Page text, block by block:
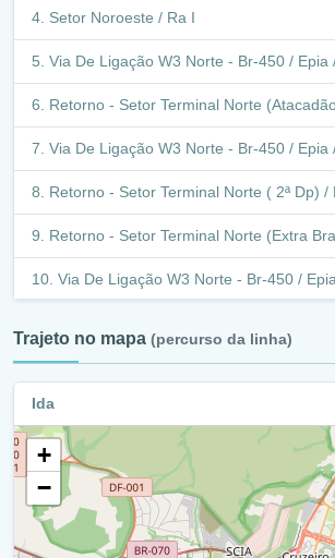
Q 803-805 / Ra Xv
Q 802-803 / Ra Xv
Q 801-802 / Ra Xv
Epct / Df-001 / Br-251 / Ra Xv
Epct / Df-001 / Br-251 / Ra Xxi
Qc 3-5 / Ra Xxi
Balão - Avenida Central / Qc 3 / Ra Xxi
Avenida Central / Ra Xxi
Qc 3-5 / Ra Xxi
Setor Noroeste / Ra I
Via De Ligação W3 Norte - Br-450 / Epia
Retorno - Setor Terminal Norte
Via De Ligação W3 Norte - Br-450 / Epia
Retorno - Setor Terminal Norte ( 2ª Dp) /
Retorno - Setor Terminal Norte (Extra
Via De Ligação W3 Norte - Br-450 /
Crn 714/ 715 / Ra I
/ Ra I
W3 Norte / Ra I
Retorno - W3 Norte (Antaq) / Ra I
Trajeto no mapa (percurso da linha)
Ida
+
−